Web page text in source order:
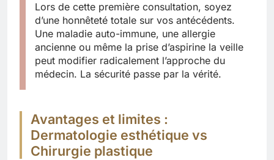
Lors de cette première consultation, soyez
d’une honnêteté totale sur vos antécédents.
Une maladie auto-immune, une allergie
ancienne ou même la prise d’aspirine la veille
peut modifier radicalement l’approche du
médecin. La sécurité passe par la vérité.
Avantages et limites :
Dermatologie esthétique vs
Chirurgie plastique